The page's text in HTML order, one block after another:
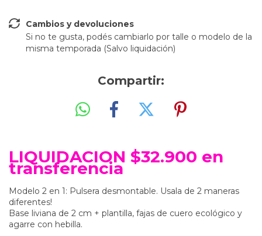
Cambios y devoluciones
Si no te gusta, podés cambiarlo por talle o modelo de la
misma temporada (Salvo liquidación)
Compartir:
LIQUIDACION $32.900 en
transferencia
Modelo 2 en 1: Pulsera desmontable. Usala de 2 maneras
diferentes!
Base liviana de 2 cm + plantilla, fajas de cuero ecológico y
agarre con hebilla.